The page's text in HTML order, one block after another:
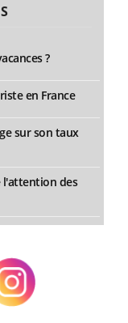
?
en France
sur son taux
l'attention des